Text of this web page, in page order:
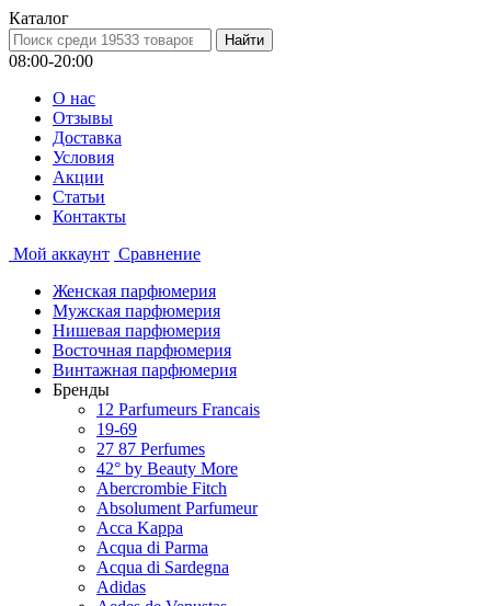
Каталог
08:00-20:00
О нас
Отзывы
Доставка
Условия
Aкции
Статьи
Контакты
Мой аккаунт Сравнение
Женская парфюмерия
Мужская парфюмерия
Нишевая парфюмерия
Восточная парфюмерия
Винтажная парфюмерия
Бренды
12 Parfumeurs Francais
19-69
27 87 Perfumes
42° by Beauty More
Abercrombie Fitch
Absolument Parfumeur
Acca Kappa
Acqua di Parma
Acqua di Sardegna
Adidas